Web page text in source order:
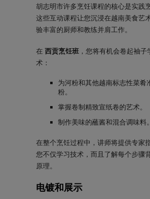
胡志明市许多烹饪课程的核心是实践
这些互动课程让您沉浸在越南美食艺
验丰富的厨师和教练并肩工作。
在 西贡烹饪班 ，您将有机会卷起袖
术：
为河粉和其他越南标志性菜肴
粉。
掌握卷制精致宣纸卷的艺术。
制作美味的蘸酱和混合调味料。
在整个烹饪过程中，讲师将提供专家
您不仅学习技术，而且了解每个步骤
原理。
电镀和展示